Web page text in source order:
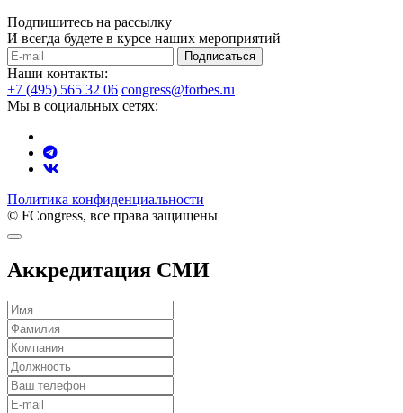
Подпишитесь на рассылку
И всегда будете в курсе наших мероприятий
Подписаться
Наши контакты:
+7 (495) 565 32 06 congress@forbes.ru
Мы в социальных сетях:
Политика конфиденциальности
© FCongress, все права защищены
Аккредитация СМИ